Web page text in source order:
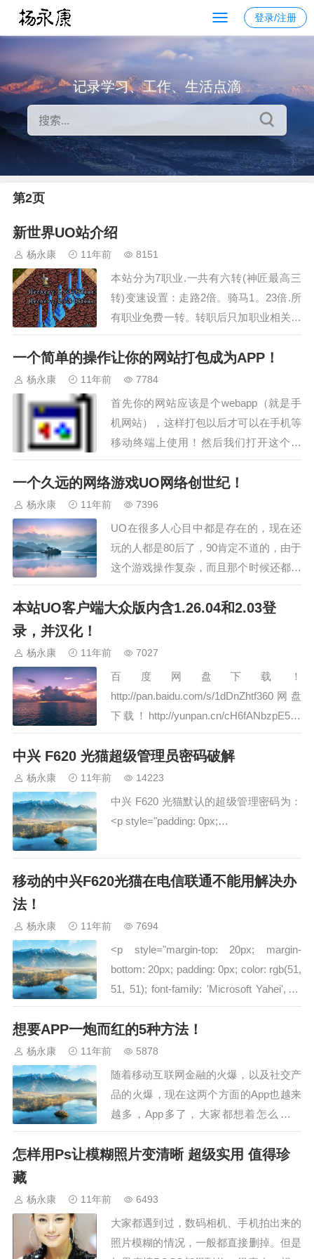
登录/注册
记录学习、工作、生活点滴
第2页
新世界UO站介绍
杨永康 11年前 8151
本站分为7职业.一共有六转(神匠最高三
转)变速设置：走路2倍。骑马1。23倍.所
有职业免费一转。转职后只加职业相关技
能.二转在龙洞或是BM都有杀。新人推荐
转职后去ShaQian洞先杀钱。用EV打。赚
到钱后再去杀转职。龙洞的龙一条有5000
左右哦.冰龙还暴任务传送号角。<进入任
务的物品>.…
一个简单的操作让你的网站打包成为APP！
杨永康 11年前 7784
首先你的网站应该是个webapp（就是手
机网站），这样打包以后才可以在手机等
移动终端上使用！然后我们打开这个网
址，并注册登录˂a
href="http://dashboar…
一个久远的网络游戏UO网络创世纪！
杨永康 11年前 7396
UO在很多人心目中都是存在的，现在还
玩的人都是80后了，90肯定不道的，由于
这个游戏操作复杂，而且那个时候还都是
英文界面，所以这个游戏在国内没有推广
开，导致了开发这个游戏的团队最后也解
服务器…
本站UO客户端大众版内含1.26.04和2.03登
录，并汉化！
杨永康 11年前 7027
百度网盘下载！
http://pan.baidu.com/s/1dDnZhtf360网盘
下载！http://yunpan.cn/cH6fANbzpE5ck
访问密码 c5d9…
中兴 F620 光猫超级管理员密码破解
杨永康 11年前 14223
中兴 F620 光猫默认的超级管理密码为：
˂p style="padding: 0px;…
移动的中兴F620光猫在电信联通不能用解决办
法！
杨永康 11年前 7694
˂p style="margin-top: 20px; margin-
bottom: 20px; padding: 0px; color: rgb(51,
51, 51); font-family: 'Microsoft Yahei', 微
软雅黑, arial, 宋体, sans-s…
想要APP一炮而红的5种方法！
杨永康 11年前 5878
随着移动互联网金融的火爆，以及社交产
品的火爆，现在这两个方面的App也越来
越多，App多了，大家都想着怎么做用
户，而传统的方法又比较慢，所以说大家
都是来问我，有没有让自家产品一炮而红
到了下面的…
怎样用Ps让模糊照片变清晰 超级实用 值得珍
藏
杨永康 11年前 6493
大家都遇到过，数码相机、手机拍出来的
照片模糊的情况，一般都直接删掉。但是